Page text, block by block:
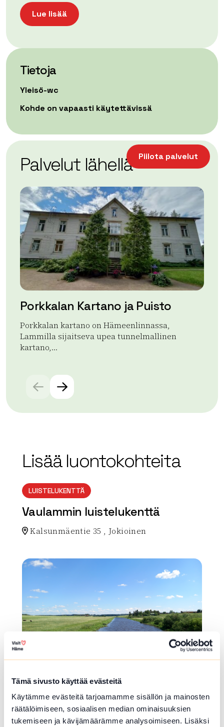
Tämä sivusto käyttää evästeitä
Käytämme evästeitä tarjoamamme sisällön ja mainosten
räätälöimiseen, sosiaalisen median ominaisuuksien
tukemiseen ja kävijämäärämme analysoimiseen. Lisäksi
Lue lisää
Tietoja
Yleisö-wc
Kohde on vapaasti käytettävissä
−
Leaflet| ©OpenStreetMap
Piilota palvelut
Palvelut lähellä
Porkkalan Kartano ja Puisto
Porkkalan kartano on Hämeenlinnassa,
Lammilla sijaitseva upea tunnelmallinen
kartano,...
Lisää luontokohteita
LUISTELUKENTTÄ
Vaulammin luistelukenttä
Kalsunmäentie 35 , Jokioinen
VESIRETKEILYREITTI
Loimijoen vesiretkeilyreitti
(Ypäjä)